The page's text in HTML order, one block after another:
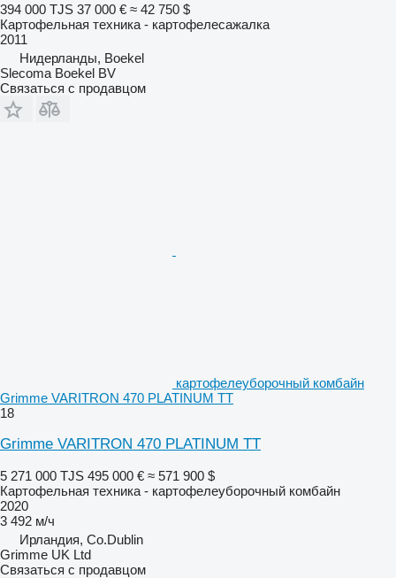
394 000 TJS 37 000 € ≈ 42 750 $
Картофельная техника - картофелесажалка
2011
Нидерланды, Boekel
Slecoma Boekel BV
Связаться с продавцом
картофелеуборочный комбайн
Grimme VARITRON 470 PLATINUM TT
18
Grimme VARITRON 470 PLATINUM TT
5 271 000 TJS 495 000 € ≈ 571 900 $
Картофельная техника - картофелеуборочный комбайн
2020
3 492 м/ч
Ирландия, Co.Dublin
Grimme UK Ltd
Связаться с продавцом